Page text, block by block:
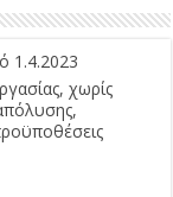
1.4.2023
χωρίς